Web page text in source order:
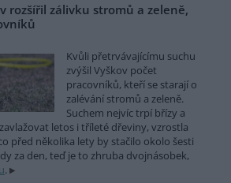
rozšířil zálivku stromů a zeleně,
Kvůli přetrvávajícímu suchu
zvýšil Vyškov počet
pracovníků, kteří se starají o
zalévání stromů a zeleně.
Suchem nejvíc trpí břízy a
letos i tříleté dřeviny, vzrostla
před několika lety by stačilo okolo šesti
za den, teď je to zhruba dvojnásobek,
.